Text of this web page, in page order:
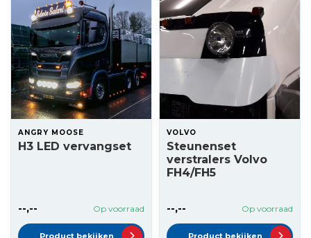
ANGRY MOOSE
H3 LED vervangset
--,-- Op voorraad
Product bekijken
VOLVO
Steunenset
verstralers Volvo
FH4/FH5
--,-- Op voorraad
Product bekijken